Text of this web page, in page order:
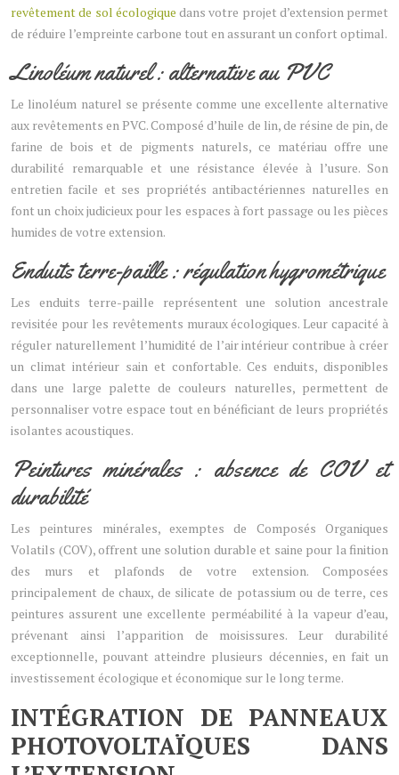
revêtement de sol écologique dans votre projet d’extension permet
de réduire l’empreinte carbone tout en assurant un confort optimal.
Linoléum naturel : alternative au PVC
Le linoléum naturel se présente comme une excellente alternative
aux revêtements en PVC. Composé d’huile de lin, de résine de pin, de
farine de bois et de pigments naturels, ce matériau offre une
durabilité remarquable et une résistance élevée à l’usure. Son
entretien facile et ses propriétés antibactériennes naturelles en
font un choix judicieux pour les espaces à fort passage ou les pièces
humides de votre extension.
Enduits terre-paille : régulation hygrométrique
Les enduits terre-paille représentent une solution ancestrale
revisitée pour les revêtements muraux écologiques. Leur capacité à
réguler naturellement l’humidité de l’air intérieur contribue à créer
un climat intérieur sain et confortable. Ces enduits, disponibles
dans une large palette de couleurs naturelles, permettent de
personnaliser votre espace tout en bénéficiant de leurs propriétés
isolantes acoustiques.
Peintures minérales : absence de COV et
durabilité
Les peintures minérales, exemptes de Composés Organiques
Volatils (COV), offrent une solution durable et saine pour la finition
des murs et plafonds de votre extension. Composées
principalement de chaux, de silicate de potassium ou de terre, ces
peintures assurent une excellente perméabilité à la vapeur d’eau,
prévenant ainsi l’apparition de moisissures. Leur durabilité
exceptionnelle, pouvant atteindre plusieurs décennies, en fait un
investissement écologique et économique sur le long terme.
INTÉGRATION DE PANNEAUX
PHOTOVOLTAÏQUES DANS